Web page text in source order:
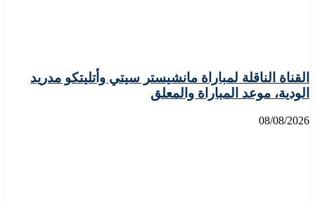
القناة الناقلة لمباراة مانشيستر سيتي وأتليتكو مدريد
الودية، موعد المباراة والمعلق
08/08/2026